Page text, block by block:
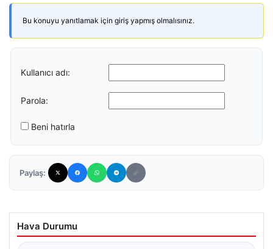
Bu konuyu yanıtlamak için giriş yapmış olmalısınız.
Kullanıcı adı:
Parola:
Beni hatırla
Paylaş:
Hava Durumu